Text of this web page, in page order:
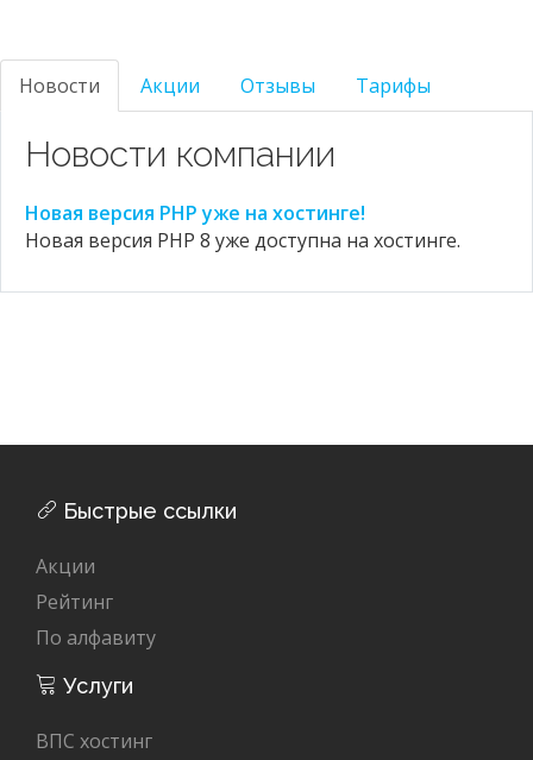
Новости Акции Отзывы Тарифы
Новости компании
Новая версия PHP уже на хостинге!
Новая версия PHP 8 уже доступна на хостинге.
Быстрые ссылки
Акции
Рейтинг
По алфавиту
Услуги
ВПС хостинг